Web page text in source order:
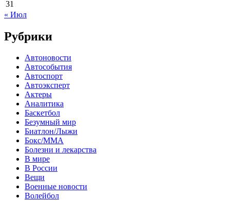
31
« Июл
Рубрики
Автоновости
Автособытия
Автоспорт
Автоэксперт
Актеры
Аналитика
Баскетбол
Безумный мир
Биатлон/Лыжи
Бокс/MMA
Болезни и лекарства
В мире
В России
Вещи
Военные новости
Волейбол